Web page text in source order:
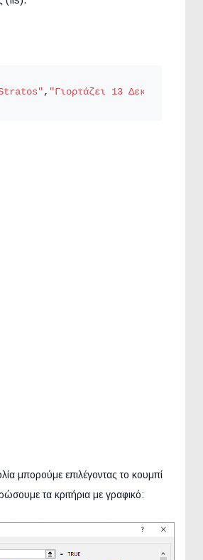
, "Γιορτάζει 13 Δεκεμβρίου"
μπορούμε επιλέγοντας το κουμπί
τα κριτήρια με γραφικό: